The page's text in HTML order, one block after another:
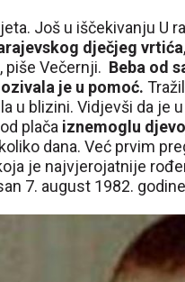
Još u iščekivanju U
dječjeg vrtića
piše Večernji. Beba od
je u pomoć.
u blizini. Vidjevši da je
plača iznemoglu
dana. Već prvim
je najvjerojatnije
7. august 1982.